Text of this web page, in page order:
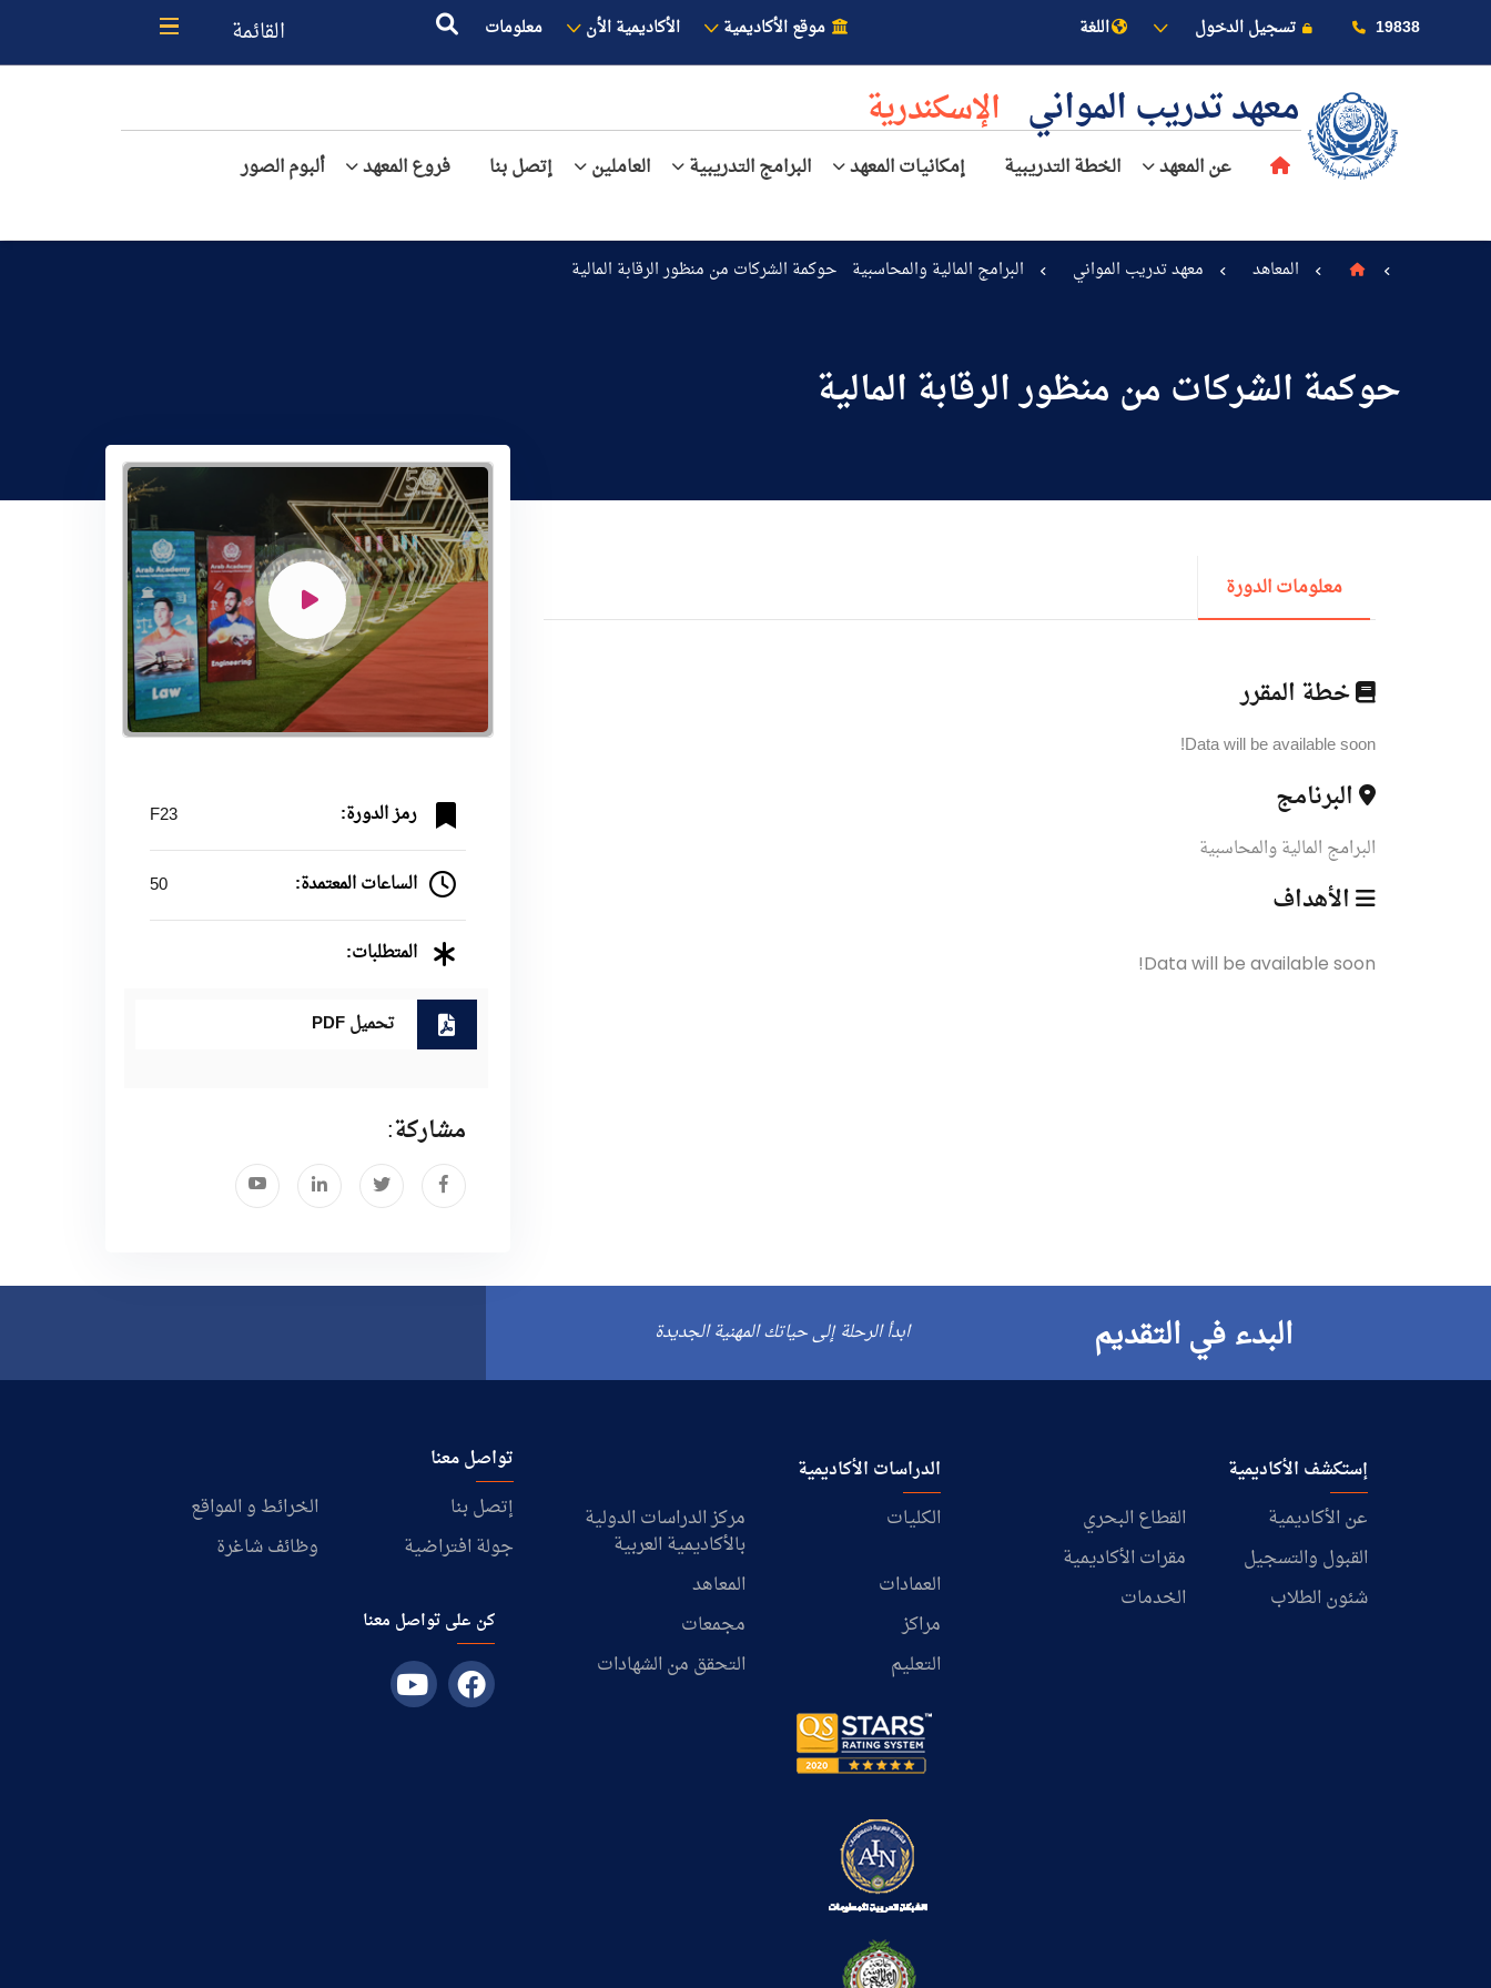
19838 تسجيل الدخول اللغة موقع الأكاديمية الأكاديمية الأن معلومات القائمة
القبول والتسجيل
الدراسات الأكاديمية
البحث العلمي
التدريب والخدمة المجتمعية
معهد تدريب المواني الإسكندرية
عن المعهد الخطة التدريبية إمكانيات المعهد البرامج التدريبية العاملين إتصل بنا فروع المعهد ألبوم الصور
المعاهد معهد تدريب المواني البرامج المالية والمحاسبية حوكمة الشركات من منظور الرقابة المالية
حوكمة الشركات من منظور الرقابة المالية
معلومات الدورة
خطة المقرر
Data will be available soon!
البرنامج
البرامج المالية والمحاسبية
الأهداف
Data will be available soon!
رمز الدورة: F23
الساعات المعتمدة: 50
المتطلبات:
تحميل PDF
مشاركة:
البدء في التقديم ابدأ الرحلة إلى حياتك المهنية الجديدة
إستكشف الأكاديمية
عن الأكاديمية
القطاع البحري
القبول والتسجيل
مقرات الأكاديمية
شئون الطلاب
الخدمات
الدراسات الأكاديمية
الكليات
مركز الدراسات الدولية
بالأكاديمية العربية
العمادات
المعاهد
مراكز
مجمعات
التعليم
التحقق من الشهادات
تواصل معنا
إتصل بنا
الخرائط و المواقع
جولة افتراضية
وظائف شاغرة
كن على تواصل معنا